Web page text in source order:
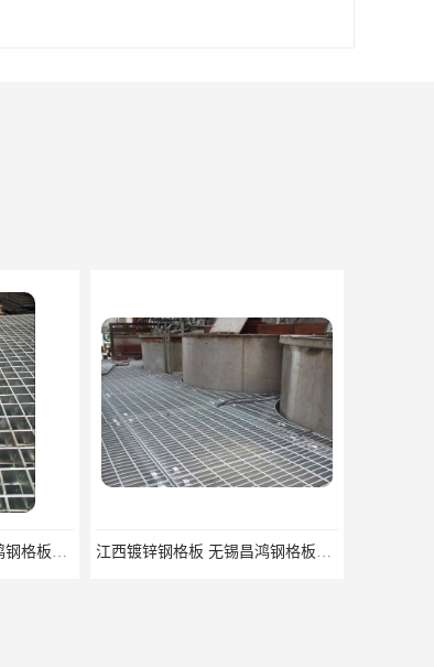
吉安插接钢格板 无锡昌鸿钢格板有限公司 江西镀锌钢格板 无锡昌鸿钢格板有限公司